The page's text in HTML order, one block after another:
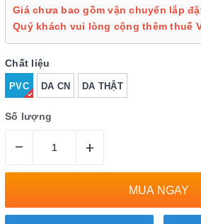
Giá chưa bao gồm vận chuyển lắp
Quý khách vui lòng cộng thêm thuế
Chất liệu
PVC DA CN DA THẬT
Số lượng
– +
MUA NGAY